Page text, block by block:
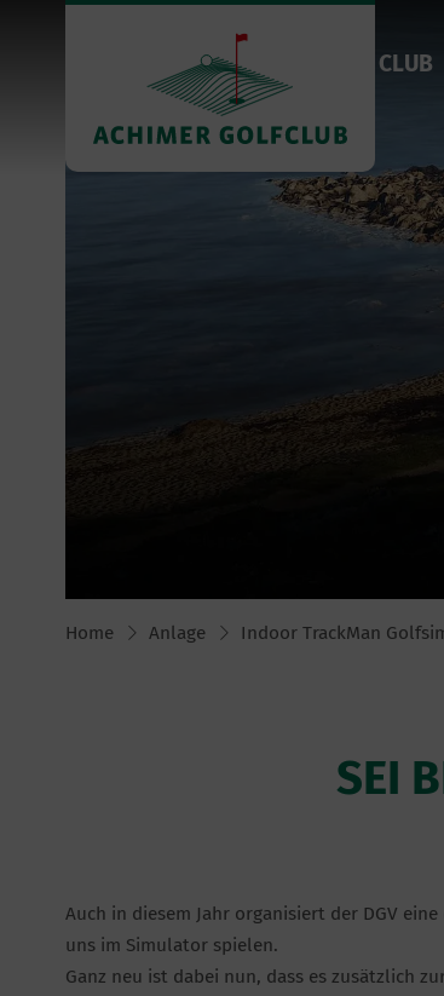
CLUB
Home Anlage Indoor TrackMan
SEI
Auch in diesem Jahr organisiert der DGV
uns im Simulator spielen.
Ganz neu ist dabei nun, dass es zusätzlich